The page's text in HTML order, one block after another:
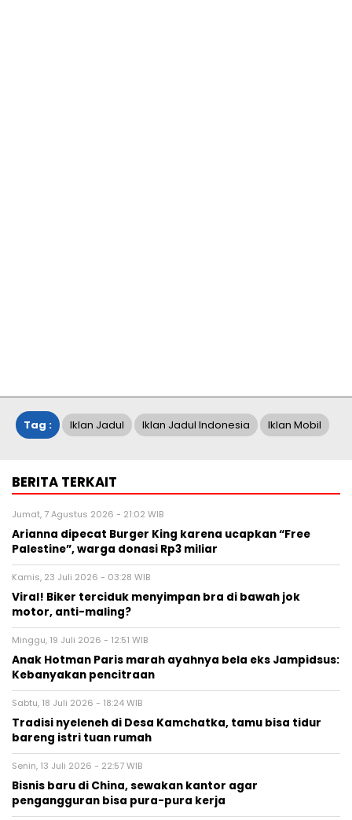
Tag : Iklan Jadul Iklan Jadul Indonesia Iklan Mobil
BERITA TERKAIT
Jumat, 7 Agustus 2026 - 21:02 WIB
Arianna dipecat Burger King karena ucapkan “Free
Palestine”, warga donasi Rp3 miliar
Kamis, 23 Juli 2026 - 03:28 WIB
Viral! Biker terciduk menyimpan bra di bawah jok
motor, anti-maling?
Minggu, 19 Juli 2026 - 12:51 WIB
Anak Hotman Paris marah ayahnya bela eks Jampidsus:
Kebanyakan pencitraan
Sabtu, 18 Juli 2026 - 18:24 WIB
Tradisi nyeleneh di Desa Kamchatka, tamu bisa tidur
bareng istri tuan rumah
Senin, 13 Juli 2026 - 22:57 WIB
Bisnis baru di China, sewakan kantor agar
pengangguran bisa pura-pura kerja